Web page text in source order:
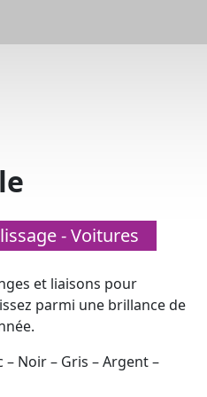
- Voitures
et liaisons pour
parmi une brillance de
– Noir – Gris – Argent –